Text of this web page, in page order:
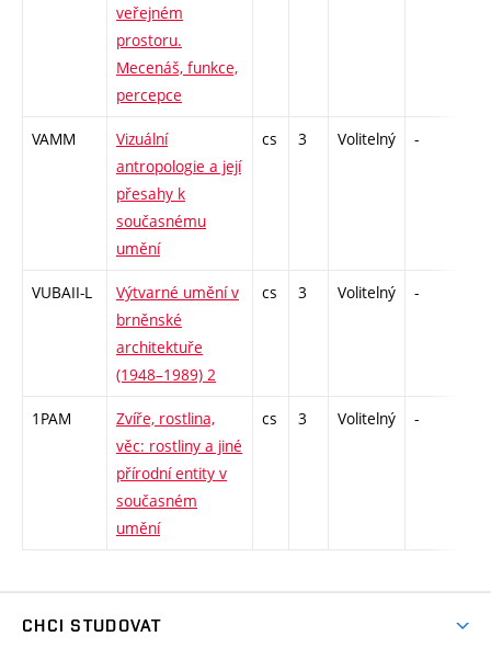
veřejném
prostoru.
Mecenáš, funkce,
percepce
VAMM
Vizuální
antropologie a její
přesahy k
současnému
umění
cs 3 Volitelný -
VUBAII-L
Výtvarné umění v
brněnské
architektuře
(1948–1989) 2
cs 3 Volitelný -
1PAM
Zvíře, rostlina,
věc: rostliny a jiné
přírodní entity v
současném
umění
cs 3 Volitelný -
CHCI STUDOVAT